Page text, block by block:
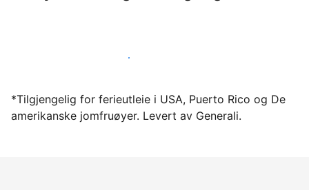
Lei ut ferieboligen din gjennom oss i dag
*Tilgjengelig for ferieutleie i USA, Puerto Rico og De
amerikanske jomfruøyer. Levert av Generali.